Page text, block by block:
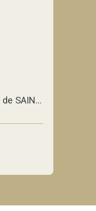
Christophe GALLET de SAINT-AURIN